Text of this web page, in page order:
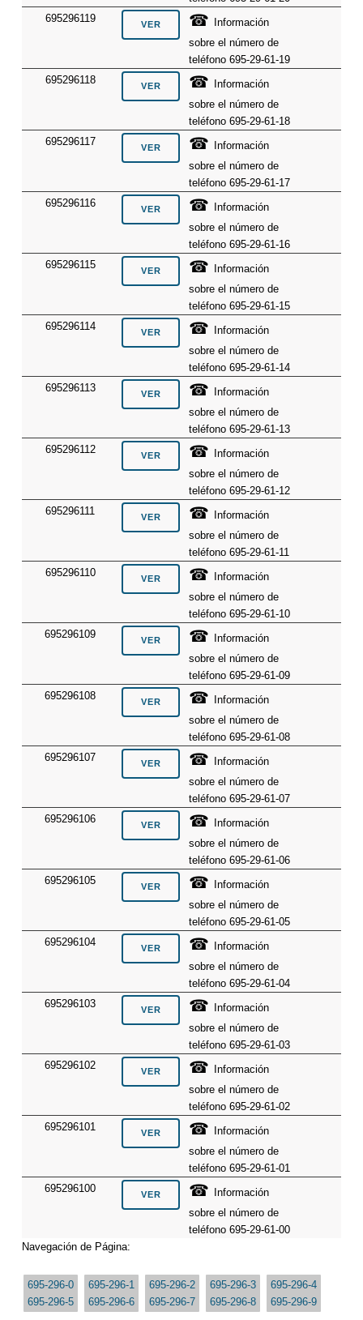
695296119
☎ Información
sobre el número de
teléfono 695-29-61-19
695296118
☎ Información
sobre el número de
teléfono 695-29-61-18
695296117
☎ Información
sobre el número de
teléfono 695-29-61-17
695296116
☎ Información
sobre el número de
teléfono 695-29-61-16
695296115
☎ Información
sobre el número de
teléfono 695-29-61-15
695296114
☎ Información
sobre el número de
teléfono 695-29-61-14
695296113
☎ Información
sobre el número de
teléfono 695-29-61-13
695296112
☎ Información
sobre el número de
teléfono 695-29-61-12
695296111
☎ Información
sobre el número de
teléfono 695-29-61-11
695296110
☎ Información
sobre el número de
teléfono 695-29-61-10
695296109
☎ Información
sobre el número de
teléfono 695-29-61-09
695296108
☎ Información
sobre el número de
teléfono 695-29-61-08
695296107
☎ Información
sobre el número de
teléfono 695-29-61-07
695296106
☎ Información
sobre el número de
teléfono 695-29-61-06
695296105
☎ Información
sobre el número de
teléfono 695-29-61-05
695296104
☎ Información
sobre el número de
teléfono 695-29-61-04
695296103
☎ Información
sobre el número de
teléfono 695-29-61-03
695296102
☎ Información
sobre el número de
teléfono 695-29-61-02
695296101
☎ Información
sobre el número de
teléfono 695-29-61-01
695296100
☎ Información
sobre el número de
teléfono 695-29-61-00
Navegación de Página:
695-296-0 695-296-1 695-296-2 695-296-3
695-296-4
695-296-5
695-296-6 695-296-7 695-296-8 695-296-9